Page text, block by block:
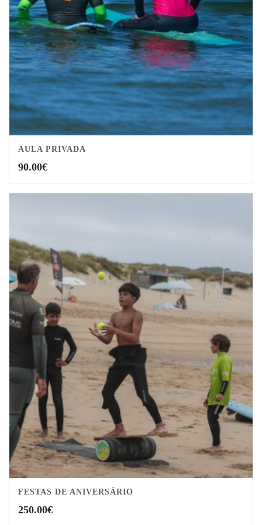
3.00
AULA PRIVADA
90.00€
FESTAS DE ANIVERSÁRIO
250.00€